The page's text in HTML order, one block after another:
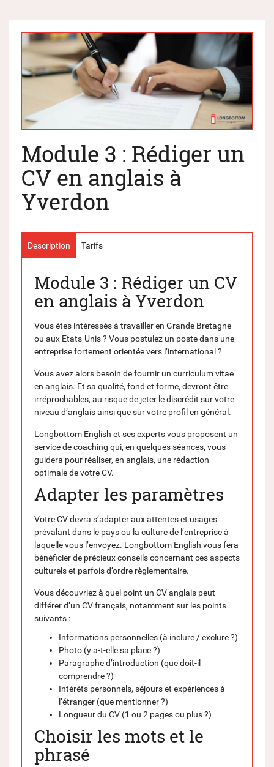
Module 3 : Rédiger un
CV en anglais à
Yverdon
Description Tarifs
Module 3 : Rédiger un CV
en anglais à Yverdon
Vous êtes intéressés à travailler en Grande Bretagne
ou aux Etats-Unis ? Vous postulez un poste dans une
entreprise fortement orientée vers l’international ?
Vous avez alors besoin de fournir un curriculum vitae
en anglais. Et sa qualité, fond et forme, devront être
irréprochables, au risque de jeter le discrédit sur votre
niveau d’anglais ainsi que sur votre profil en général.
Longbottom English et ses experts vous proposent un
service de coaching qui, en quelques séances, vous
guidera pour réaliser, en anglais, une rédaction
optimale de votre CV.
Adapter les paramètres
Votre CV devra s’adapter aux attentes et usages
prévalant dans le pays ou la culture de l’entreprise à
laquelle vous l’envoyez. Longbottom English vous fera
bénéficier de précieux conseils concernant ces aspects
culturels et parfois d’ordre règlementaire.
Vous découvriez à quel point un CV anglais peut
différer d’un CV français, notamment sur les points
suivants :
Informations personnelles (à inclure / exclure ?)
Photo (y a-t-elle sa place ?)
Paragraphe d’introduction (que doit-il
comprendre ?)
Intérêts personnels, séjours et expériences à
l’étranger (que mentionner ?)
Longueur du CV (1 ou 2 pages ou plus ?)
Choisir les mots et le
phrasé